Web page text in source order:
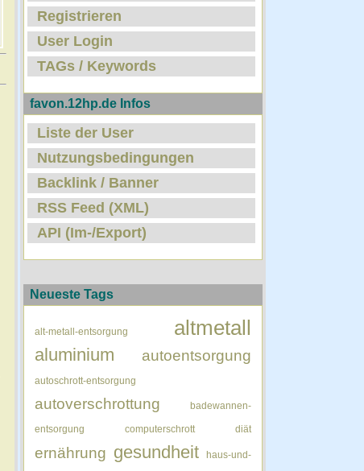
Registrieren
User Login
TAGs / Keywords
favon.12hp.de Infos
Liste der User
Nutzungsbedingungen
Backlink / Banner
RSS Feed (XML)
API (Im-/Export)
Neueste Tags
alt-metall-entsorgung altmetall
aluminium autoentsorgung
autoschrott-entsorgung
autoverschrottung badewannen-
entsorgung computerschrott diät
ernährung gesundheit haus-und-